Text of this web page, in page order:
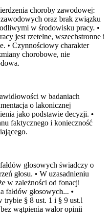
choroby zawodowej:
oraz brak związku
w środowisku pracy. •
jest rzetelne, wszechstronne i
• Czynnościowy charakter
chorobowe, nie
w badaniach
o lakonicznej
jako podstawie decyzji. •
faktycznego i konieczność
głosowych świadczy o
głosu. • W uzasadnieniu
w zależności od fonacji
fałdów głosowych... •
trybie § 8 ust. 1 i § 9 ust.l
wątpienia walor opinii